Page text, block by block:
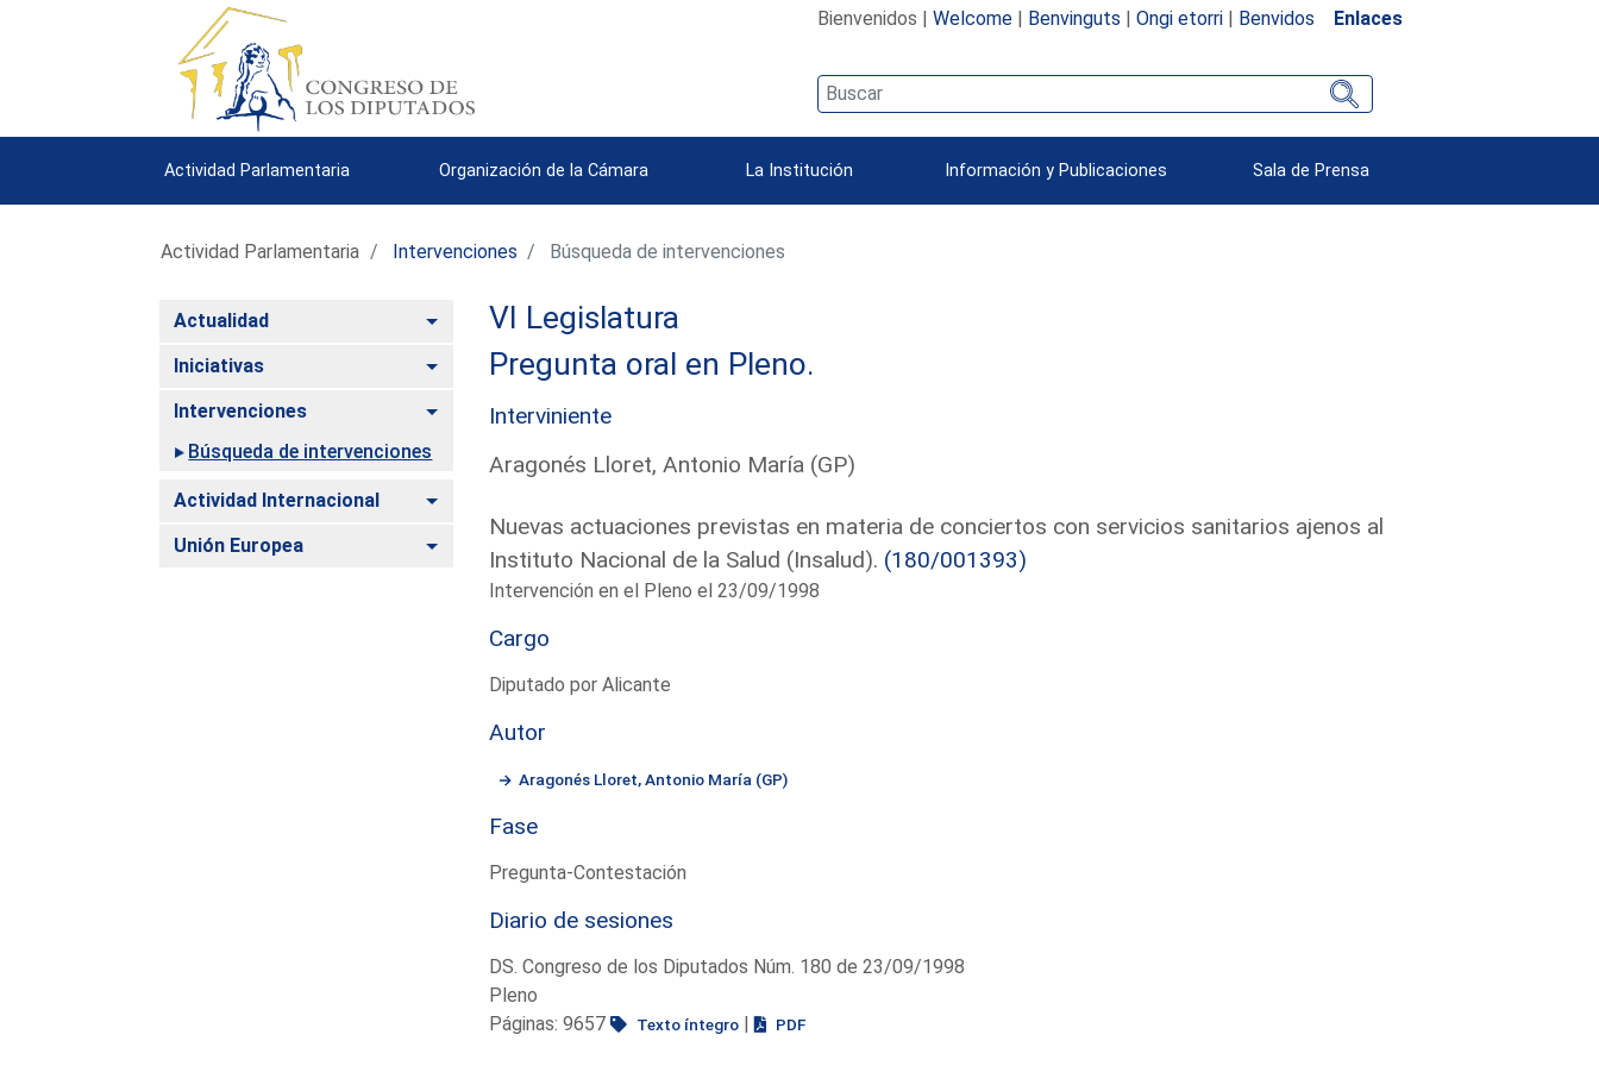
Bienvenidos | Welcome| Benvinguts | Ongi etorri| Benvidos Enlaces
Actividad Parlamentaria Organización de la Cámara La Institución Información y Publicaciones Sala de Prensa
Actividad Parlamentaria Intervenciones Búsqueda de intervenciones
Actualidad Alternar
Iniciativas Alternar
Intervenciones
Alternar
Búsqueda de intervenciones
Actividad Internacional Alternar
Unión Europea Alternar
VI Legislatura
Pregunta oral en Pleno.
Interviniente
Aragonés Lloret, Antonio María (GP)
Nuevas actuaciones previstas en materia de conciertos con servicios sanitarios ajenos al
Instituto Nacional de la Salud (Insalud). (180/001393)
Intervención en el Pleno el 23/09/1998
Cargo
Diputado por Alicante
Autor
Aragonés Lloret, Antonio María (GP)
Fase
Pregunta-Contestación
Diario de sesiones
DS. Congreso de los Diputados Núm. 180 de 23/09/1998
Pleno
Páginas: 9657
Texto íntegro| PDF